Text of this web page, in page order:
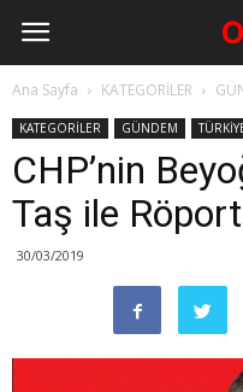
Ana Sayfa KATEGORİLER
KATEGORİLER GÜNDEM
CHP’nin
Taş ile
30/03/2019